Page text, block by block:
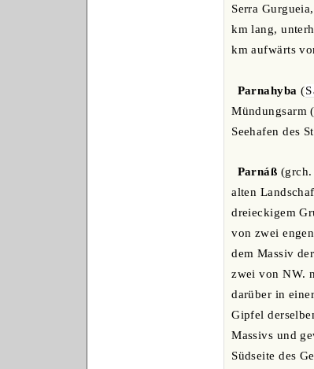
Serra
km lang,
km aufwärts
Parnahyba (
Mündungsarm
Seehafen des
Parnáß (grch.
alten
dreieckigem
von zwei
dem Massiv
zwei von NW.
darüber in
Gipfel
Massivs und
Südseite des